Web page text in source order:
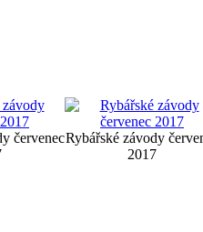
červenecRybářské závody
2017